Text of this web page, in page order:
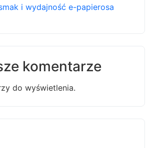
i wydajność e-papierosa
komentarze
do wyświetlenia.